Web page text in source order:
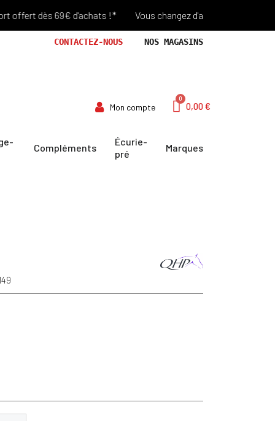
dès 69€ d'achats !* Vous changez d'avis? Retour Offert
CONTACTEZ-NOUS NOS MAGASINS
Mon compte 0,00 €
Compléments
Écurie-
pré
Marques